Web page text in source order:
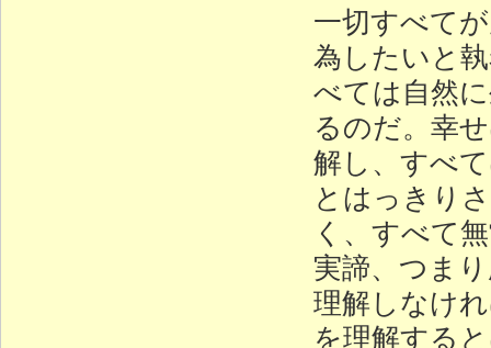
一切すべて
為したいと
べては自然
るのだ。幸
解し、すべ
とはっきり
く、すべて
実諦、つま
理解しなけ
を理解する